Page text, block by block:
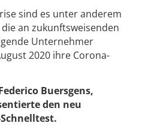
sind es unter anderem
an zukunftsweisenden
Unternehmer
2020 ihre Corona-
Buersgens,
den neu